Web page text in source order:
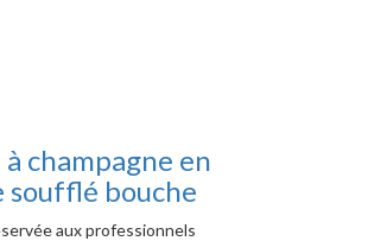
champagne en
soufflé bouche
aux professionnels